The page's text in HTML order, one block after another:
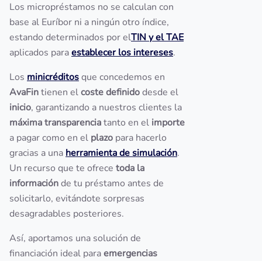
Los micropréstamos no se calculan con
base al Euríbor ni a ningún otro índice,
estando determinados por elTIN y el TAE
aplicados paraestablecer los intereses.
Los minicréditosque concedemos en
AvaFintienen elcoste definidodesde el
inicio, garantizando a nuestros clientes la
máxima transparenciatanto en el importe
a pagar como en el plazo para hacerlo
gracias a una herramienta de simulación.
Un recurso que te ofrece toda la
informaciónde tu préstamo antes de
solicitarlo, evitándote sorpresas
desagradables posteriores.
Así, aportamos una solución de
financiación ideal paraemergencias